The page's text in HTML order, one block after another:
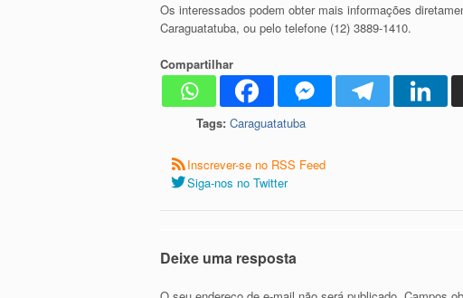
Os interessados podem obter mais informações
Caraguatatuba, ou pelo telefone (12) 3889-1410.
Compartilhar
Tags: Caraguatatuba
Inscrever-se no RSS Feed
Siga-nos no Twitter
Deixe uma resposta